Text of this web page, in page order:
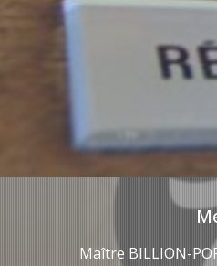
Maître BILLION-